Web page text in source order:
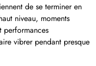
de se terminer en
niveau, moments
performances
vibrer pendant presque